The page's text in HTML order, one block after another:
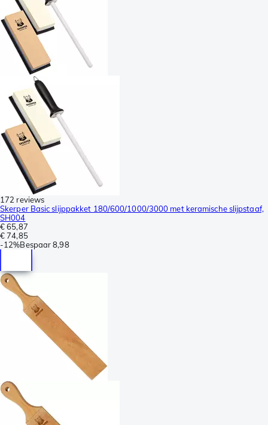
172 reviews
Skerper Basic slijppakket 180/600/1000/3000 met keramische slijpstaaf,
SH004
€ 65,87
€ 74,85
-12%Bespaar 8,98